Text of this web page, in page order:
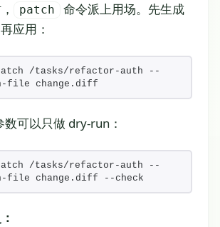
patch
命令派上用场。先生成
应用：
/tasks/refactor-auth --
file change.diff
数可以只做 dry-run：
/tasks/refactor-auth --
file change.diff --check